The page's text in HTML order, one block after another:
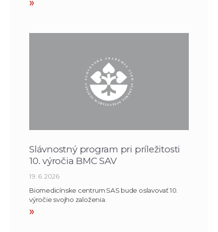
Slávnostný program pri príležitosti
10. výročia BMC SAV
19. 6. 2026
Biomedicínske centrum SAS bude oslavovať 10.
výročie svojho založenia.
»